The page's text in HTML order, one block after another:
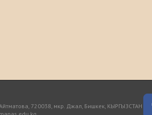
720038, мкр. Джал, Бишкек, КЫРГЫЗСТАН